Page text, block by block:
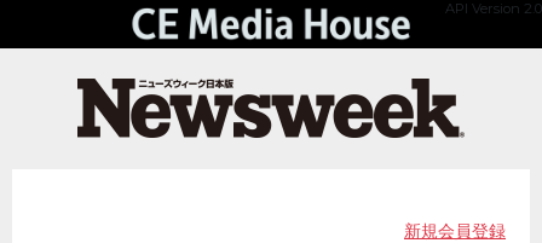
API Version 2.0
新規会員登録